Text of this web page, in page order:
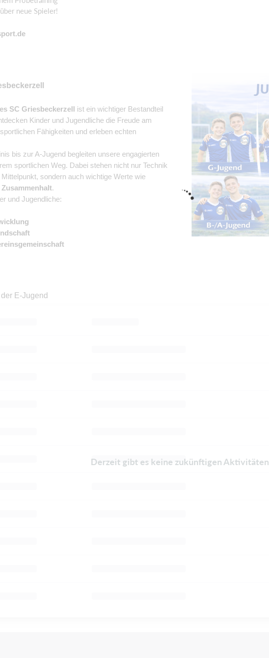
neue Spieler!
SC Griesbeckerzell ist ein wichtiger Bestandteil
Kinder und Jugendliche die Freude am
Fähigkeiten und erleben echten
bis zur A-Jugend begleiten unsere engagierten
sportlichen Weg. Dabei stehen nicht nur Technik
sondern auch wichtige Werte wie
.
und Jugendliche:
E-Jugend
Derzeit gibt es keine zukünftigen Aktivitäten